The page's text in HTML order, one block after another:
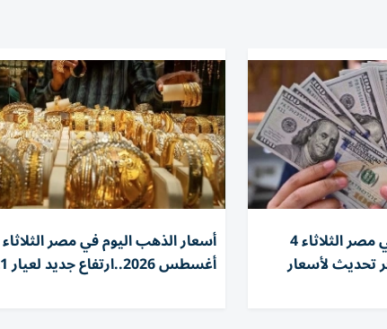
سعر الدولار اليوم في مصر الثلاثاء 4
آخر تحديث لأسعار أغسطس 2026..ارتفاع جديد لعيار 21